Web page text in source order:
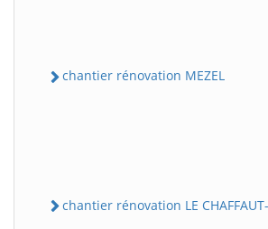
chantier rénovation MEZEL
chantier rénovation LE